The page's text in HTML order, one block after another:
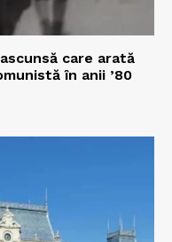
care arată
în anii ’80